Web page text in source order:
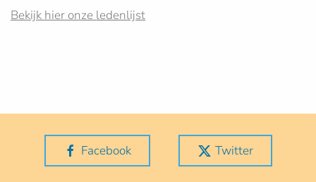
Bekijk hier onze ledenlijst
Facebook Twitter